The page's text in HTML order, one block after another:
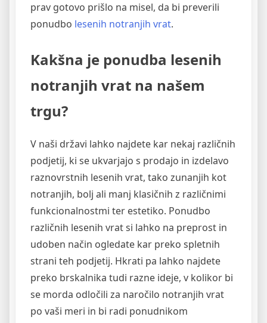
prav gotovo prišlo na misel, da bi preverili
ponudbo lesenih notranjih vrat.
Kakšna je ponudba lesenih
notranjih vrat na našem
trgu?
V naši državi lahko najdete kar nekaj različnih
podjetij, ki se ukvarjajo s prodajo in izdelavo
raznovrstnih lesenih vrat, tako zunanjih kot
notranjih, bolj ali manj klasičnih z različnimi
funkcionalnostmi ter estetiko. Ponudbo
različnih lesenih vrat si lahko na preprost in
udoben način ogledate kar preko spletnih
strani teh podjetij. Hkrati pa lahko najdete
preko brskalnika tudi razne ideje, v kolikor bi
se morda odločili za naročilo notranjih vrat
po vaši meri in bi radi ponudnikom